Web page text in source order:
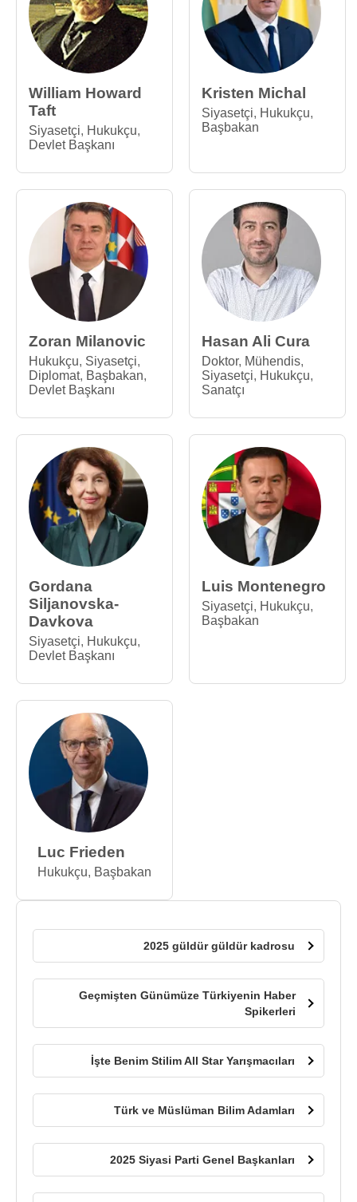
William Howard
Taft
Siyasetçi, Hukukçu,
Devlet Başkanı
Kristen Michal
Siyasetçi, Hukukçu,
Başbakan
Zoran Milanovic
Hukukçu, Siyasetçi,
Diplomat, Başbakan,
Devlet Başkanı
Hasan Ali Cura
Doktor, Mühendis,
Siyasetçi, Hukukçu,
Sanatçı
Gordana
Siljanovska-
Davkova
Siyasetçi, Hukukçu,
Devlet Başkanı
Luis Montenegro
Siyasetçi, Hukukçu,
Başbakan
Luc Frieden
Hukukçu, Başbakan
2025 güldür güldür kadrosu
Geçmişten Günümüze Türkiyenin Haber
Spikerleri
İşte Benim Stilim All Star Yarışmacıları
Türk ve Müslüman Bilim Adamları
2025 Siyasi Parti Genel Başkanları